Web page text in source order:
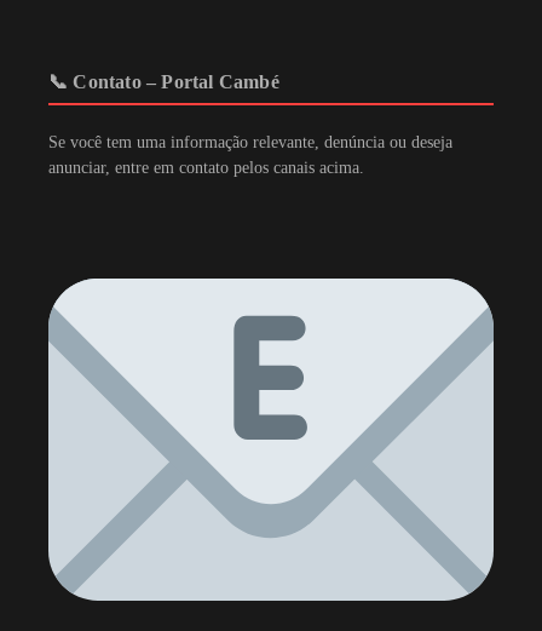
📞 Contato – Portal Cambé
Se você tem uma informação relevante, denúncia ou deseja
anunciar, entre em contato pelos canais acima.